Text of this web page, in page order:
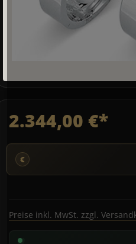
2.344,00 €*
Preise inkl. MwSt. zzgl.